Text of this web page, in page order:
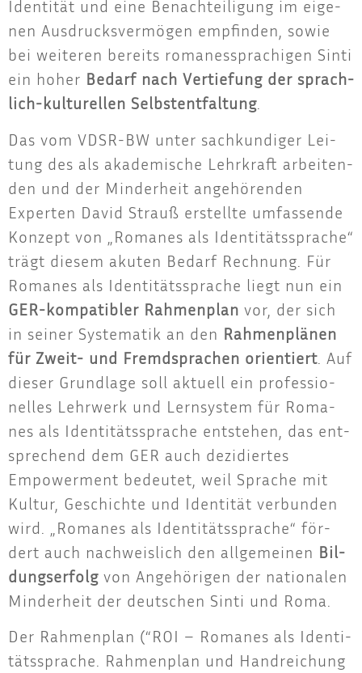
Iden­ti­tät und eine Benach­tei­li­gung im eige­
nen Aus­drucks­ver­mö­gen emp­fin­den, sowie
bei wei­te­ren bereits roma­nes­spra­chi­gen Sin­ti
ein hoher Bedarf nach Ver­tie­fung der sprach­
lich-kul­tu­rel­len Selbst­ent­fal­tung
Das vom VDSR-BW unter sach­kun­di­ger Lei­
tung des als aka­de­mi­sche Lehr­kraft arbei­ten­
den und der Min­der­heit ange­hö­ren­den
Exper­ten David Strauß erstell­te umfas­sen­de
Kon­zept von „Roma­nes als Iden­ti­täts­spra­che“
trägt die­sem aku­ten Bedarf Rech­nung. Für
Roma­nes als Iden­ti­täts­spra­che liegt nun ein
GER-kom­pa­ti­bler Rah­men­plan vor, der sich
in sei­ner Sys­te­ma­tik an den Rah­men­plä­nen
für Zweit- und Fremd­spra­chen ori­en­tiert . Auf
die­ser Grund­la­ge soll aktu­ell ein pro­fes­sio­
nel­les Lehr­werk und Lern­sys­tem für Roma­
nes als Iden­ti­täts­spra­che ent­ste­hen, das ent­
spre­chend dem GER auch dezi­dier­tes
Empower­ment bedeu­tet, weil Spra­che mit
Kul­tur, Geschich­te und Iden­ti­tät ver­bun­den
wird. „Roma­nes als Iden­ti­täts­spra­che“ för­
dert auch nach­weis­lich den all­ge­mei­nen Bil­
dungs­er­folg von Ange­hö­ri­gen der natio­na­len
Min­der­heit der deut­schen Sin­ti und Roma.
Der Rah­men­plan (“ROI – Roma­nes als Iden­ti­
täts­spra­che. Rah­men­plan und Hand­rei­chung